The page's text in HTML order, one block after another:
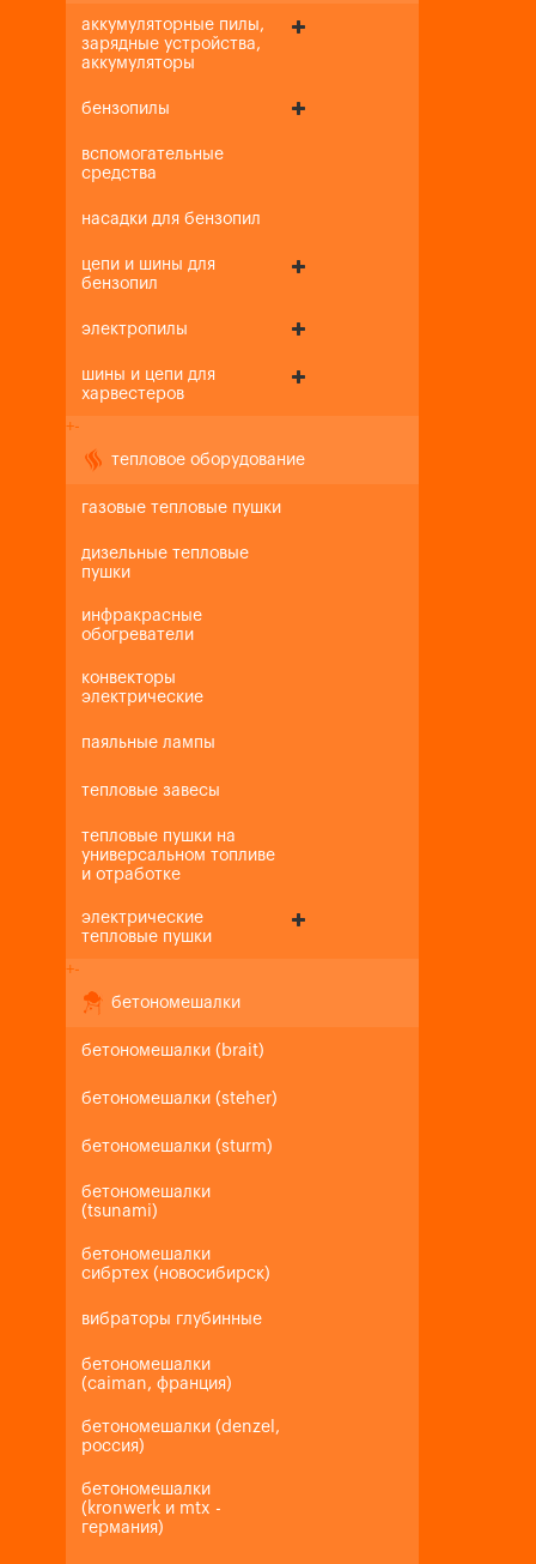
аккумуляторные пилы,
зарядные устройства,
аккумуляторы
бензопилы
вспомогательные
средства
насадки для бензопил
цепи и шины для
бензопил
электропилы
шины и цепи для
харвестеров
+-
тепловое оборудование
газовые тепловые пушки
дизельные тепловые
пушки
инфракрасные
обогреватели
конвекторы
электрические
паяльные лампы
тепловые завесы
тепловые пушки на
универсальном топливе
и отработке
электрические
тепловые пушки
+-
бетономешалки
бетономешалки (brait)
бетономешалки (steher)
бетономешалки (sturm)
бетономешалки
(tsunami)
бетономешалки
сибртех (новосибирск)
вибраторы глубинные
бетономешалки
(caiman, франция)
бетономешалки (denzel,
россия)
бетономешалки
(kronwerk и mtx -
германия)